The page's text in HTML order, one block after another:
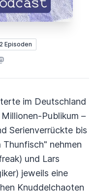
Episoden
im Deutschland
Publikum –
Serienverrückte bis
nehmen
und Lars
jeweils eine
Knuddelchaoten